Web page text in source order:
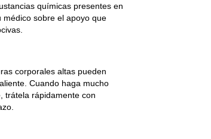
químicas presentes en
sobre el apoyo que
corporales altas pueden
Cuando haga mucho
trátela rápidamente con